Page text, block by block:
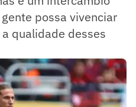
possa vivenciar
qualidade desses